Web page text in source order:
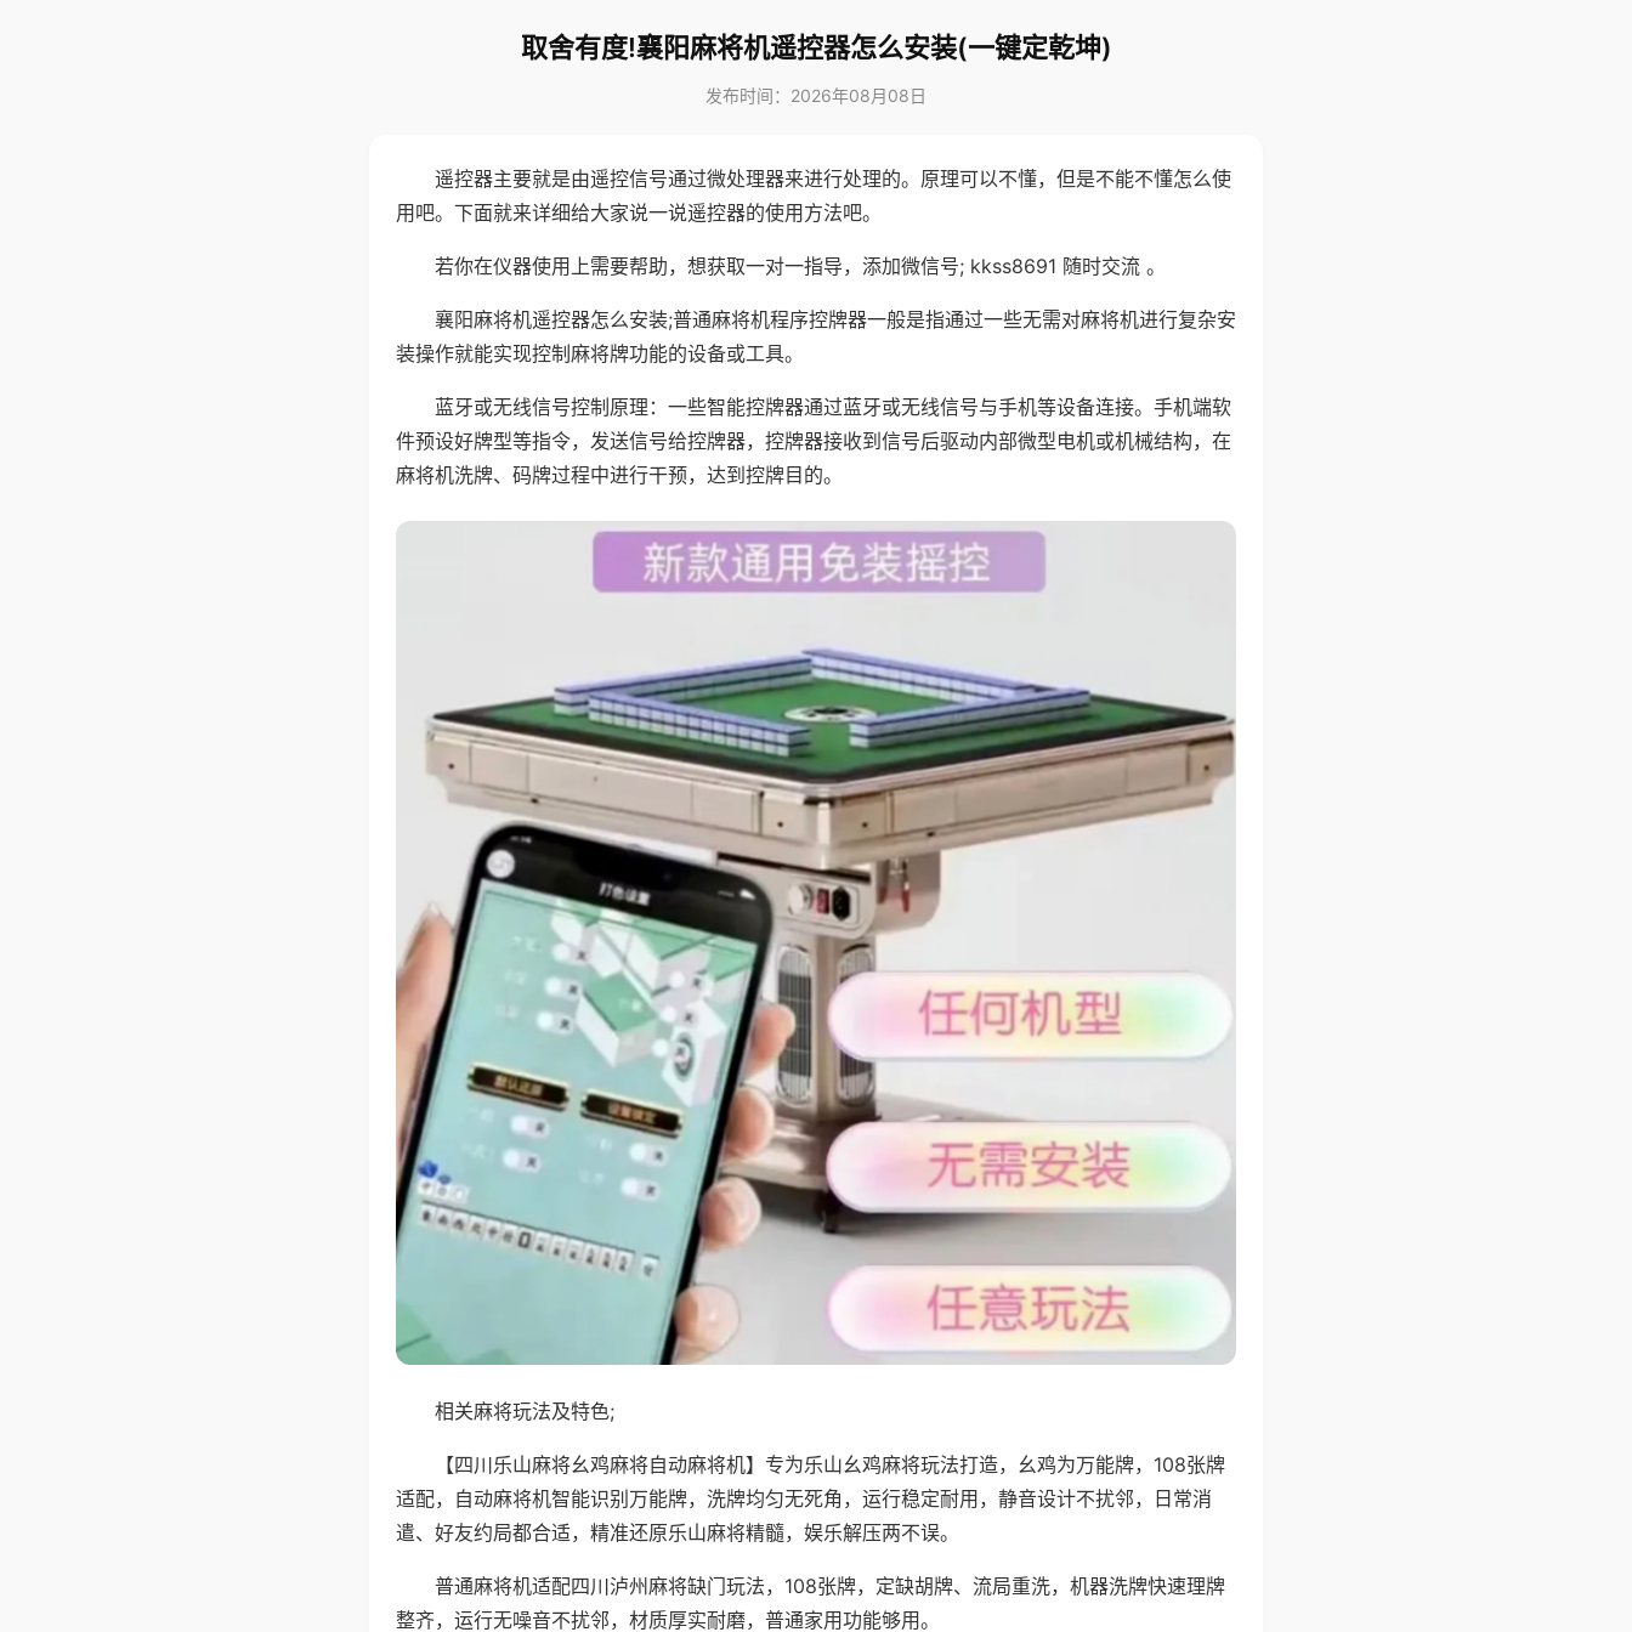
取舍有度!襄阳麻将机遥控器怎么安装(一键定乾坤)
发布时间：2026年08月08日
遥控器主要就是由遥控信号通过微处理器来进行处理的。原理可以不懂，但是不能不懂怎么使
用吧。下面就来详细给大家说一说遥控器的使用方法吧。
若你在仪器使用上需要帮助，想获取一对一指导，添加微信号; kkss8691 随时交流 。
襄阳麻将机遥控器怎么安装;普通麻将机程序控牌器一般是指通过一些无需对麻将机进行复杂安
装操作就能实现控制麻将牌功能的设备或工具。
蓝牙或无线信号控制原理：一些智能控牌器通过蓝牙或无线信号与手机等设备连接。手机端软
件预设好牌型等指令，发送信号给控牌器，控牌器接收到信号后驱动内部微型电机或机械结构，在
麻将机洗牌、码牌过程中进行干预，达到控牌目的。
相关麻将玩法及特色;
【四川乐山麻将幺鸡麻将自动麻将机】专为乐山幺鸡麻将玩法打造，幺鸡为万能牌，108张牌
适配，自动麻将机智能识别万能牌，洗牌均匀无死角，运行稳定耐用，静音设计不扰邻，日常消
遣、好友约局都合适，精准还原乐山麻将精髓，娱乐解压两不误。
普通麻将机适配四川泸州麻将缺门玩法，108张牌，定缺胡牌、流局重洗，机器洗牌快速理牌
整齐，运行无噪音不扰邻，材质厚实耐磨，普通家用功能够用。